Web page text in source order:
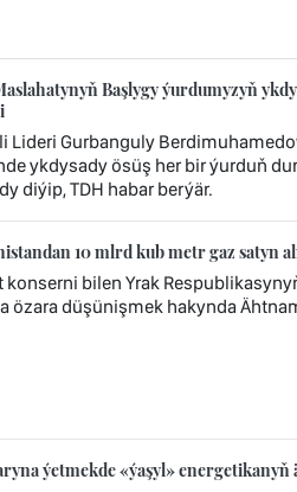
Başlygy ýurdumyzyň
Lideri Gurbanguly
ykdysady ösüş her bir ýurduň
diýip, TDH habar berýär.
10 mlrd kub metr gaz satyn
bilen Yrak
özara düşünişmek hakynda
ýetmekde «ýaşyl» energetikanyň